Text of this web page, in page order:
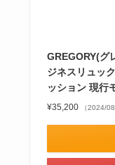
GREGORY(グ
ジネスリュッ
ッション 現行
¥35,200 （2024/